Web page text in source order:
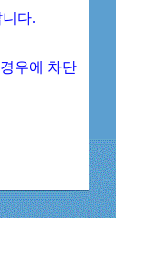
니다.
우에 차단